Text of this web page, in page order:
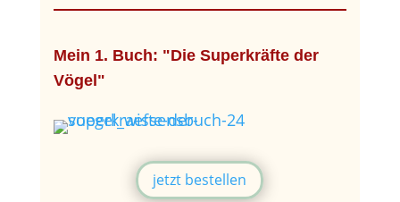
Mein 1. Buch: "Die Superkräfte der
Vögel"
jetzt bestellen